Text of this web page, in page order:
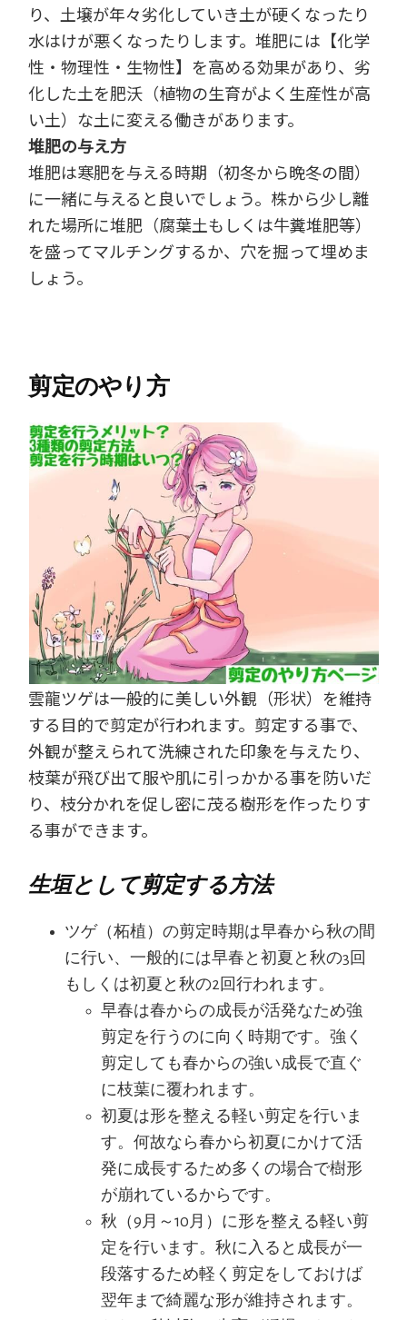
り、土壌が年々劣化していき土が硬くなったり
水はけが悪くなったりします。堆肥には【化学
性・物理性・生物性】を高める効果があり、劣
化した土を肥沃（植物の生育がよく生産性が高
い土）な土に変える働きがあります。
堆肥の与え方
堆肥は寒肥を与える時期（初冬から晩冬の間）
に一緒に与えると良いでしょう。株から少し離
れた場所に堆肥（腐葉土もしくは牛糞堆肥等）
を盛ってマルチングするか、穴を掘って埋めま
しょう。
剪定のやり方
雲龍ツゲは一般的に美しい外観（形状）を維持
する目的で剪定が行われます。剪定する事で、
外観が整えられて洗練された印象を与えたり、
枝葉が飛び出て服や肌に引っかかる事を防いだ
り、枝分かれを促し密に茂る樹形を作ったりす
る事ができます。
生垣として剪定する方法
ツゲ（柘植）の剪定時期は早春から秋の間
に行い、一般的には早春と初夏と秋の3回
もしくは初夏と秋の2回行われます。
早春は春からの成長が活発なため強
剪定を行うのに向く時期です。強く
剪定しても春からの強い成長で直ぐ
に枝葉に覆われます。
初夏は形を整える軽い剪定を行いま
す。何故なら春から初夏にかけて活
発に成長するため多くの場合で樹形
が崩れているからです。
秋（9月～10月）に形を整える軽い剪
定を行います。秋に入ると成長が一
段落するため軽く剪定をしておけば
翌年まで綺麗な形が維持されます。